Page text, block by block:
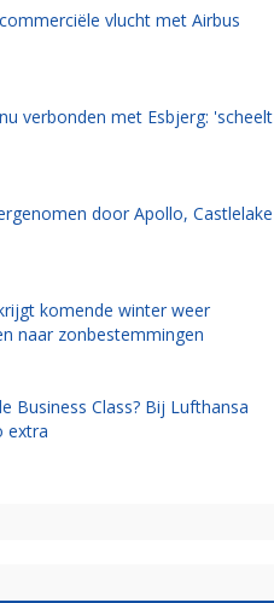
vlucht met Airbus
verbonden met Esbjerg: 'scheelt
door Apollo, Castlelake
komende winter weer
naar zonbestemmingen
Business Class? Bij Lufthansa
extra